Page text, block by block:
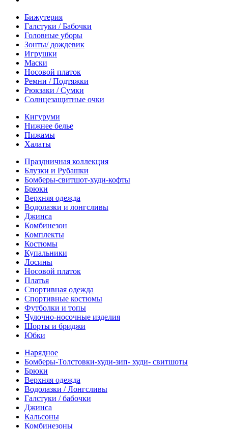
Бижутерия
Галстуки / Бабочки
Головные уборы
Зонты/ дождевик
Игрушки
Маски
Носовой платок
Ремни / Подтяжки
Рюкзаки / Сумки
Солнцезащитные очки
Кигуруми
Нижнее белье
Пижамы
Халаты
Праздничная коллекция
Блузки и Рубашки
Бомберы-свитшот-худи-кофты
Брюки
Верхняя одежда
Водолазки и лонгсливы
Джинса
Комбинезон
Комплекты
Костюмы
Купальники
Лосины
Носовой платок
Платья
Спортивная одежда
Спортивные костюмы
Футболки и топы
Чулочно-носочные изделия
Шорты и бриджи
Юбки
Нарядное
Бомберы-Толстовки-худи-зип- худи- свитшоты
Брюки
Верхняя одежда
Водолазки / Лонгсливы
Галстуки / бабочки
Джинса
Кальсоны
Комбинезоны